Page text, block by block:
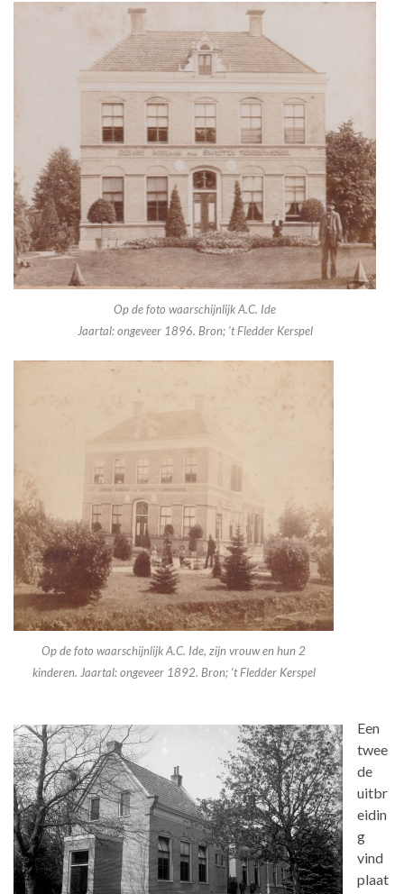
Op de foto waarschijnlijk A.C. Ide
Jaartal: ongeveer 1896. Bron; ’t Fledder Kerspel
Op de foto waarschijnlijk A.C. Ide, zijn vrouw en hun 2
kinderen. Jaartal: ongeveer 1892. Bron; ’t Fledder Kerspel
Een
twee
de
uitbr
eidin
g
vind
plaat